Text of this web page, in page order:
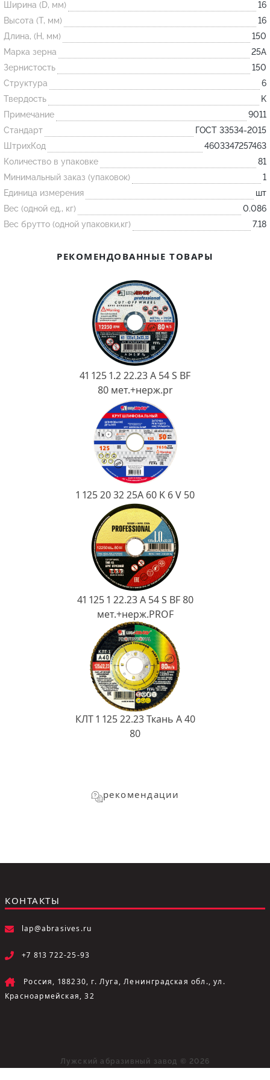
Огнеупорные
изделия
Скачать каталог
Тигель
Муфель
Черпак
Шербер
Трубка
Стержень
Пробка
Подставка
Контакт
Ковш разливочный
Огнеупорная SiC смесь
Ширина (D, мм)
16
Высота (T, мм)
16
Длина, (H, мм)
150
Марка зерна
25А
Зернистость
150
Структура
6
Твердость
K
Примечание
9011
Стандарт
ГОСТ 33534-2015
ШтрихКод
4603347257463
Количество в упаковке
81
Минимальный заказ (упаковок)
1
Единица измерения
шт
Вес (одной ед., кг)
0.086
Вес брутто (одной упаковки,кг)
7.18
РЕКОМЕНДОВАННЫЕ ТОВАРЫ
41 125 1.2 22.23 A 54 S BF
80 мет.+нерж.pr
1 125 20 32 25А 60 K 6 V 50
41 125 1 22.23 A 54 S BF 80
мет.+нерж.PROF
КЛТ 1 125 22.23 Ткань A 40
80
рекомендации
КОНТАКТЫ
lap@abrasives.ru
+7 813 722-25-93
Россия, 188230, г. Луга, Ленинградская обл., ул.
Красноармейская, 32
Лужский абразивный завод © 2026